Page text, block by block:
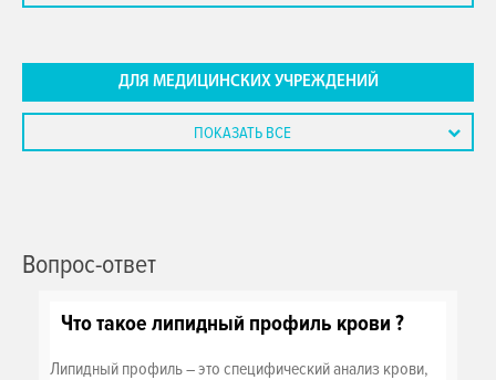
ДЛЯ МЕДИЦИНСКИХ УЧРЕЖДЕНИЙ
ПОКАЗАТЬ ВСЕ
Вопрос-ответ
Что такое липидный профиль крови ?
Липидный профиль – это специфический анализ крови,